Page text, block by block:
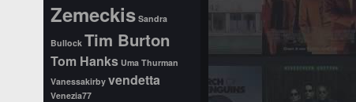
Zemeckis Sandra
Bullock Tim Burton
Tom Hanks Uma Thurman
Vanessakirby vendetta
Venezia77